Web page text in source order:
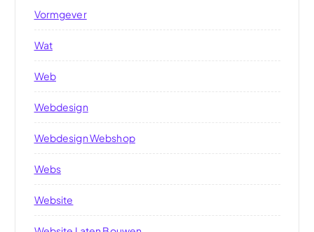
Vormgever
Wat
Web
Webdesign
Webdesign Webshop
Webs
Website